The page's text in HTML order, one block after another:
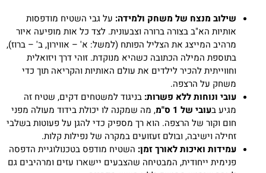
שילוב מנצח של משחק ולמידה: על גבי השטיח מודפסות
אותיות הא"ב בצורה ברורה וצבעונית. לצד כל אות מופיעה איור
מרהיב המייצג את הצליל הפותח (למשל: א' – אווירון, ב' – ברוז),
בתוספת המילה הכתובה כשהיא מנוקדת. זוהי דרך ויזואלית
וחווייתית להכיר לילדים את עולם האותיות והקריאה תוך כדי
משחק על הרצפה.
עובי ונוחות ללא פשרות: בניגוד למשטחים דקים, שטיח זה
מגיע בעובי של 1 ס"מ
, מה שמקנה לו יכולת בידוד מעולה מפני
חום וקור של הרצפה. הוא רך מספיק כדי להגן על פעוטות בשלבי
זחילה וישיבה, ובולם זעזועים במקרה של נפילות קלות.
עמידות ואיכות לאורך זמן: השטיח מודפס בטכנולוגיית הדפסה
פנימית ייחודית, המבטיחה שהצבעים יישארו עזים ומרהיבים גם